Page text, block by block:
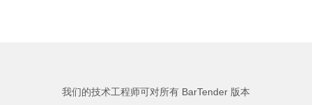
我们的技术工程师可对所有 BarTender 版本